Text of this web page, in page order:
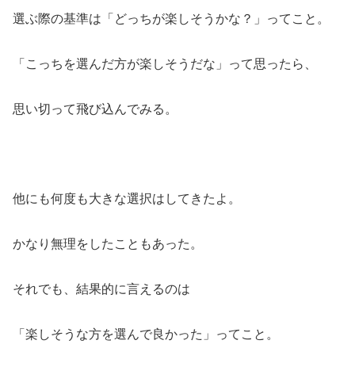
選ぶ際の基準は「どっちが楽しそうかな？」ってこと。
「こっちを選んだ方が楽しそうだな」って思ったら、
思い切って飛び込んでみる。
他にも何度も大きな選択はしてきたよ。
かなり無理をしたこともあった。
それでも、結果的に言えるのは
「楽しそうな方を選んで良かった」ってこと。